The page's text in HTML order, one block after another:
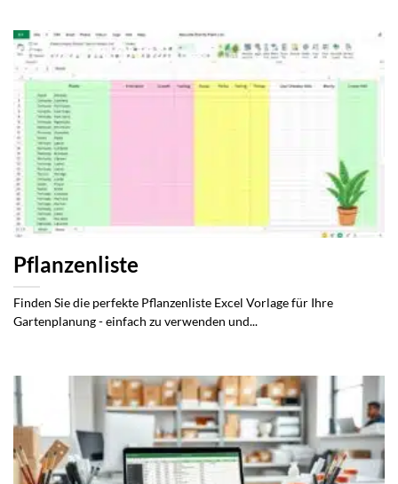
Pflanzenliste
Finden Sie die perfekte Pflanzenliste Excel Vorlage für Ihre
Gartenplanung - einfach zu verwenden und...